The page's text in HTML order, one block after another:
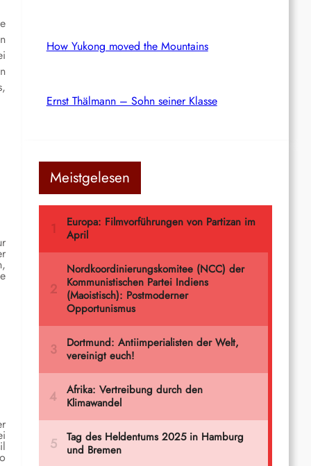
How Yukong moved the Mountains
Ernst Thälmann – Sohn seiner Klasse
Meistgelesen